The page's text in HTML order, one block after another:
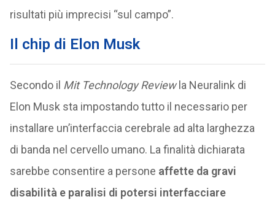
risultati più imprecisi “sul campo”.
Il chip di Elon Musk
Secondo il Mit Technology Review la Neuralink di
Elon Musk sta impostando tutto il necessario per
installare un’interfaccia cerebrale ad alta larghezza
di banda nel cervello umano. La finalità dichiarata
sarebbe consentire a persone affette da gravi
disabilità e paralisi di potersi interfacciare